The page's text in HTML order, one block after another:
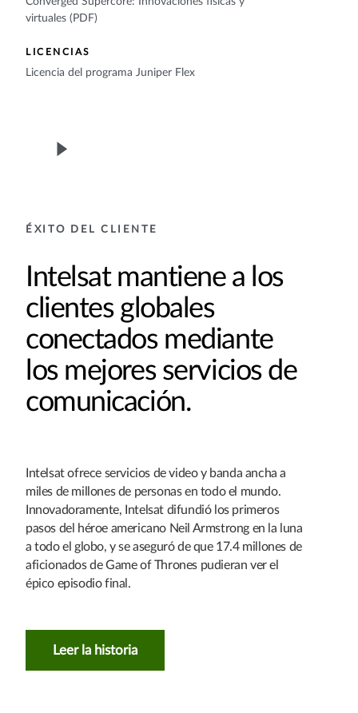
virtuales (PDF)
LICENCIAS
Licencia del programa Juniper Flex
ÉXITO DEL CLIENTE
Intelsat mantiene a los
clientes globales
conectados mediante
los mejores servicios de
comunicación.
Intelsat ofrece servicios de video y banda ancha a
miles de millones de personas en todo el mundo.
Innovadoramente, Intelsat difundió los primeros
pasos del héroe americano Neil Armstrong en la luna
a todo el globo, y se aseguró de que 17.4 millones de
aficionados de Game of Thrones pudieran ver el
épico episodio final.
Leer la historia